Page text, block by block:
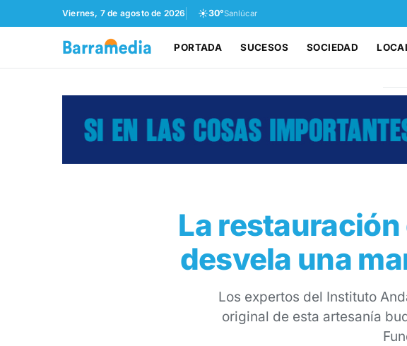
Viernes, 7 de agosto de 2026 ☀️30°Sanlúcar
PORTADA SUCESOS SOCIEDAD
La
desvela una
Los expertos del Instituto
original de esta artesanía